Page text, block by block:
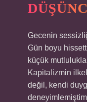
Gecenin
Gün boyu
küçük
Kapitalizmin
değil, kendi